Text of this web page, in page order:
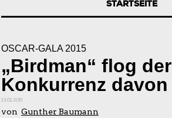
STARTSEITE
OSCAR-GALA 2015
„Birdman“ flog der
Konkurrenz davon
23.02.2015
von Gunther Baumann